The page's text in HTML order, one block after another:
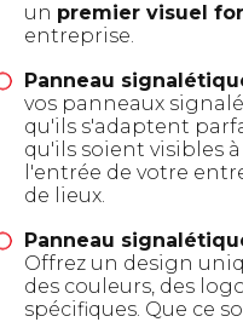
un premier visuel
entreprise.
Panneau
vos panneaux
qu'ils s'adaptent
qu'ils soient visibles
l'entrée de votre
de lieux.
Panneau
Offrez un design
des couleurs, des
spécifiques. Que ce